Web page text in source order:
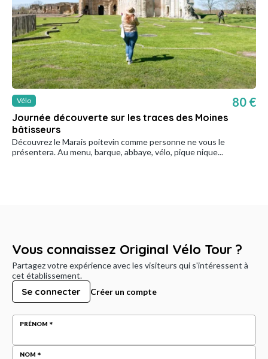
Vélo
Journée découverte sur les traces des Moines
bâtisseurs
80 €
Découvrez le Marais poitevin comme personne ne vous le
présentera. Au menu, barque, abbaye, vélo, pique nique...
Vous connaissez Original Vélo Tour ?
Partagez votre expérience avec les visiteurs qui s'intéressent à
cet établissement.
Se connecter Créer un compte
PRÉNOM
NOM